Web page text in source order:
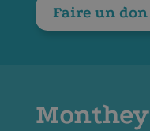
Faire un don
Monthey